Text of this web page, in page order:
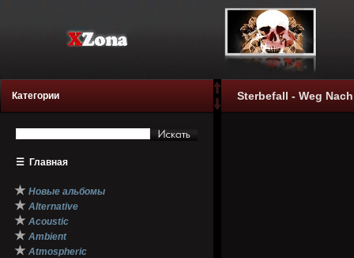
Категории
☰ Главная
★ Новые альбомы
★ Alternative
★ Acoustic
★ Ambient
★ Atmospheric
Sterbefall - Weg